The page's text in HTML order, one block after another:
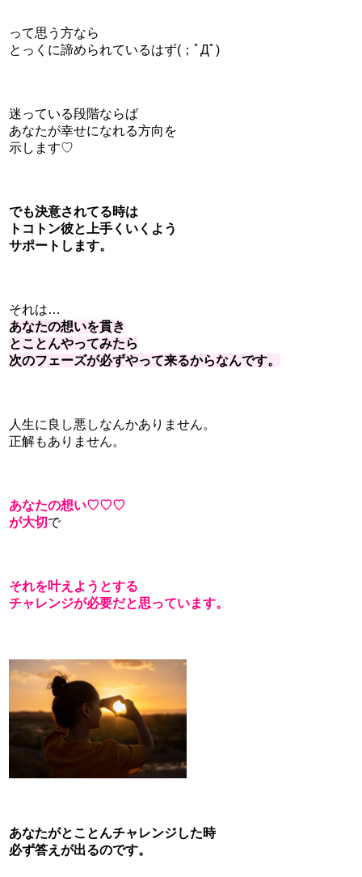
って思う方なら
とっくに諦められているはず(；ﾟДﾟ)
迷っている段階ならば
あなたが幸せになれる方向を
示します♡
でも決意されてる時は
トコトン彼と上手くいくよう
サポートします。
それは…
あなたの想いを貫き
とことんやってみたら
次のフェーズが必ずやって来るからなんです。
人生に良し悪しなんかありません。
正解もありません。
あなたの想い♡♡♡
が大切で
それを叶えようとする
チャレンジが必要だと思っています。
あなたがとことんチャレンジした時
必ず答えが出るのです。